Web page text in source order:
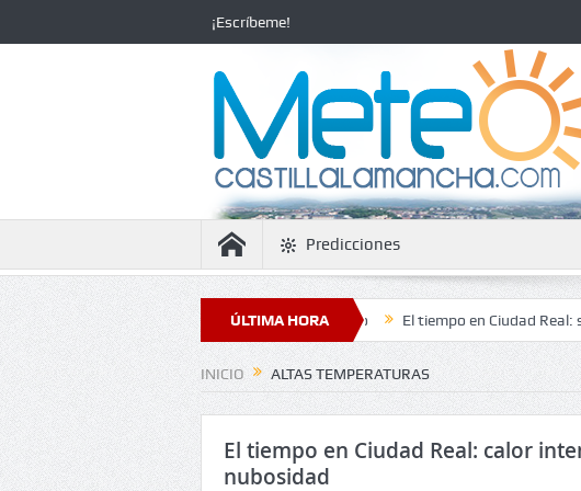
¡Escríbeme!
Predicciones
ÚLTIMA HORA
estabilidad con temperaturas en ascenso El tiempo en Ciudad Real: seguirá el
INICIO ALTAS TEMPERATURAS
El tiempo en Ciudad Real: calor
nubosidad